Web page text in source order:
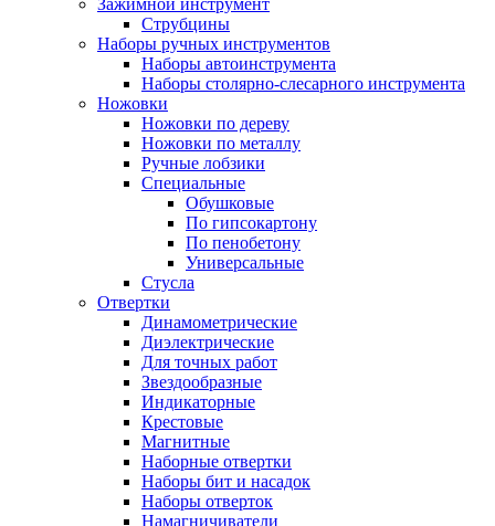
Зажимной инструмент
Струбцины
Наборы ручных инструментов
Наборы автоинструмента
Наборы столярно-слесарного инструмента
Ножовки
Ножовки по дереву
Ножовки по металлу
Ручные лобзики
Специальные
Обушковые
По гипсокартону
По пенобетону
Универсальные
Стусла
Отвертки
Динамометрические
Диэлектрические
Для точных работ
Звездообразные
Индикаторные
Крестовые
Магнитные
Наборные отвертки
Наборы бит и насадок
Наборы отверток
Намагничиватели